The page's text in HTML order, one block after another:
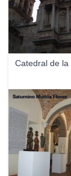
Catedral de la
Saturnino Muñoz Flores